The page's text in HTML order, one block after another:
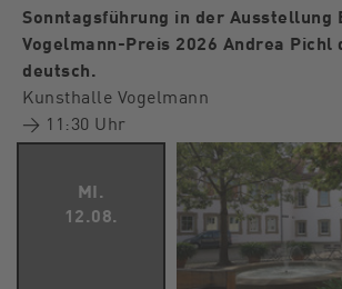
Sonntagsführung in der Ausstellung
Vogelmann-Preis 2026 Andrea Pichl
deutsch.
Kunsthalle Vogelmann
→ 11:30 Uhr
MI.
12.08.